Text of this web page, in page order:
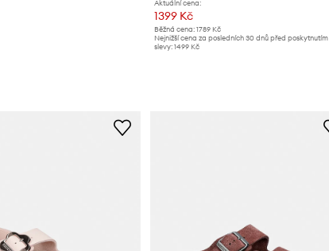
Aktuální cena:
1399 Kč
Běžná cena: 1789 Kč
Nejnižší cena za posledních 30 dnů před poskytnutím
slevy: 1499 Kč